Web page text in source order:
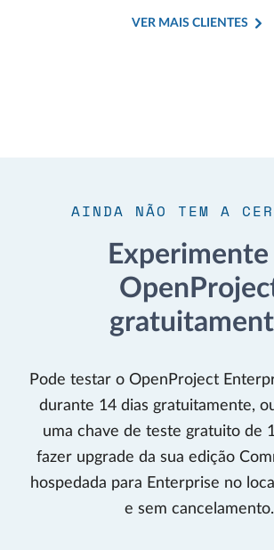
VER MAIS CLIENTES
AINDA NÃO TEM A
Experimente
Pode testar o OpenProject
durante 14 dias gratuitamente,
uma chave de teste gratuito de
fazer upgrade da sua edição
hospedada para Enterprise no
e sem cancelamento.